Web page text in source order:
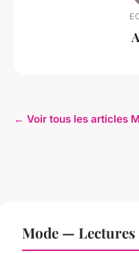
← Voir tous les articles
Mode —